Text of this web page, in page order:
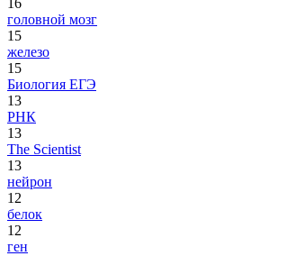
16
головной мозг
15
железо
15
Биология ЕГЭ
13
РНК
13
The Scientist
13
нейрон
12
белок
12
ген